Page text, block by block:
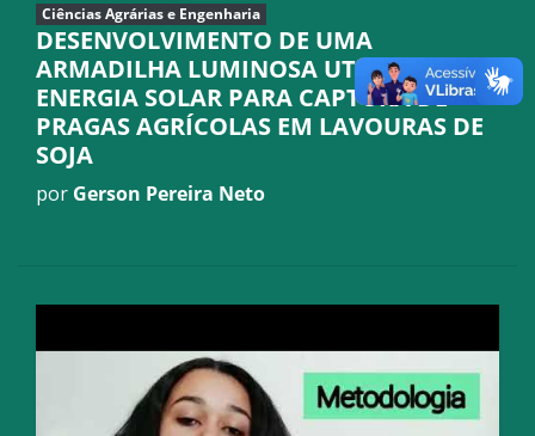
Ciências Agrárias e Engenharia
DESENVOLVIMENTO DE UMA
ARMADILHA LUMINOSA UTILIZANDO
ENERGIA SOLAR PARA CAPTURA DE
PRAGAS AGRÍCOLAS EM LAVOURAS DE
SOJA
por Gerson Pereira Neto